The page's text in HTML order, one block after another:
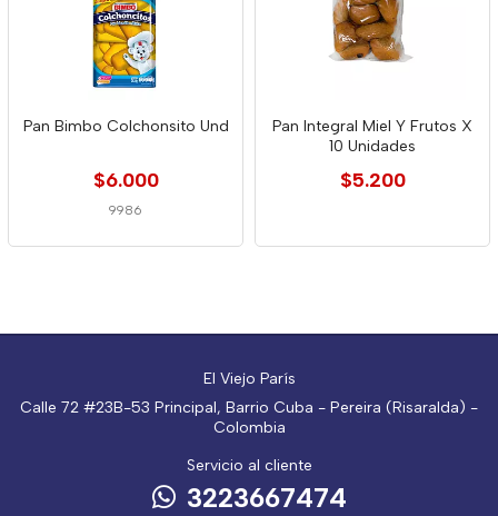
Pan Bimbo Colchonsito Und
$6.000
9986
Pan Integral Miel Y Frutos X
10 Unidades
$5.200
El Viejo París
Calle 72 #23B-53 Principal, Barrio Cuba - Pereira (Risaralda) -
Colombia
Servicio al cliente
3223667474